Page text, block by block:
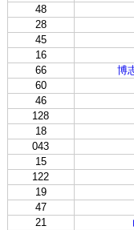
48
28
45
16
66
博
60
46
128
18
043
15
122
19
47
21